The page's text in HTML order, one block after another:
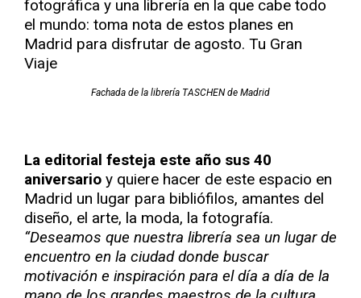
Fachada de la librería TASCHEN de Madrid
La editorial festeja este año sus 40
aniversario y quiere hacer de este espacio en
Madrid un lugar para bibliófilos, amantes del
diseño, el arte, la moda, la fotografía.
“Deseamos que nuestra librería sea un lugar de
encuentro en la ciudad donde buscar
motivación e inspiración para el día a día de la